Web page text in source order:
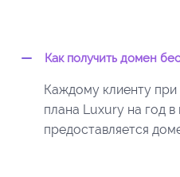
Как получить домен
Каждому клиенту при
плана Luxury на год
предоставляется